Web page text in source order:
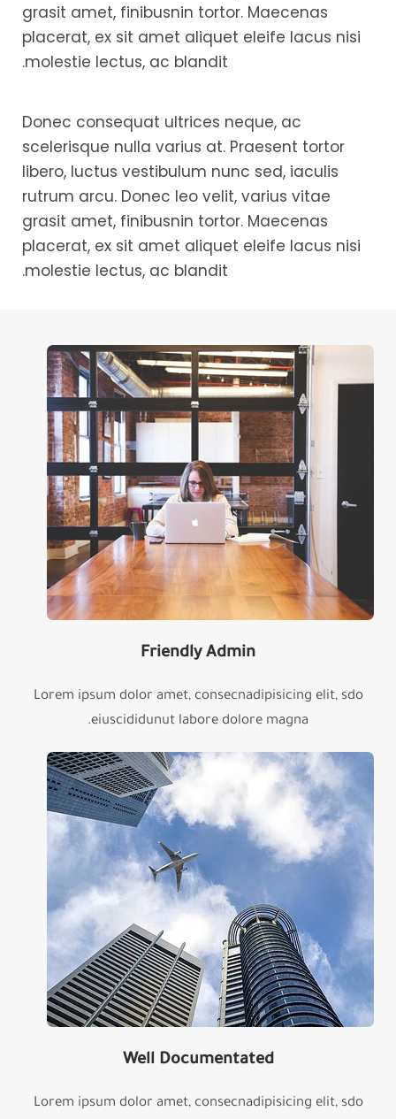
grasit amet, finibusnin tortor. Maecenas
placerat, ex sit amet aliquet eleife lacus nisi
molestie lectus, ac blandit.
Donec consequat ultrices neque, ac
scelerisque nulla varius at. Praesent tortor
libero, luctus vestibulum nunc sed, iaculis
rutrum arcu. Donec leo velit, varius vitae
grasit amet, finibusnin tortor. Maecenas
placerat, ex sit amet aliquet eleife lacus nisi
molestie lectus, ac blandit.
Friendly Admin
Lorem ipsum dolor amet, consecnadipisicing elit, sdo
eiuscididunut labore dolore magna.
Well Documentated
Lorem ipsum dolor amet, consecnadipisicing elit, sdo